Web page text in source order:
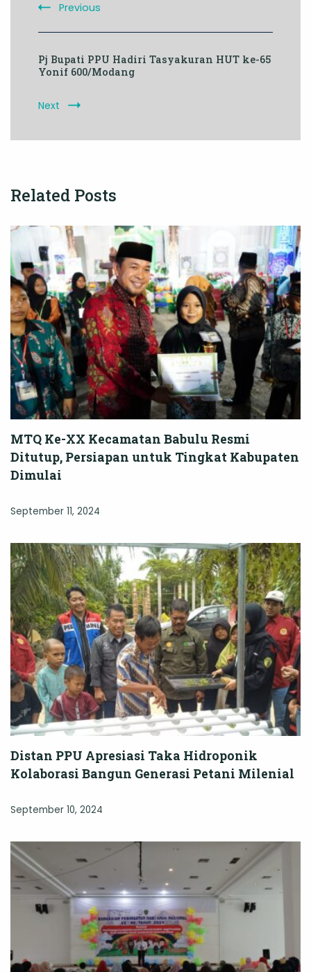
Previous
Pj Bupati PPU Hadiri Tasyakuran HUT ke-65
Yonif 600/Modang
Next
Related Posts
MTQ Ke-XX Kecamatan Babulu Resmi
Ditutup, Persiapan untuk Tingkat Kabupaten
Dimulai
September 11, 2024
Distan PPU Apresiasi Taka Hidroponik
Kolaborasi Bangun Generasi Petani Milenial
September 10, 2024